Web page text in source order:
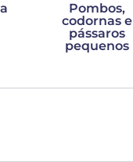
Pombos,
codornas e
pássaros
pequenos